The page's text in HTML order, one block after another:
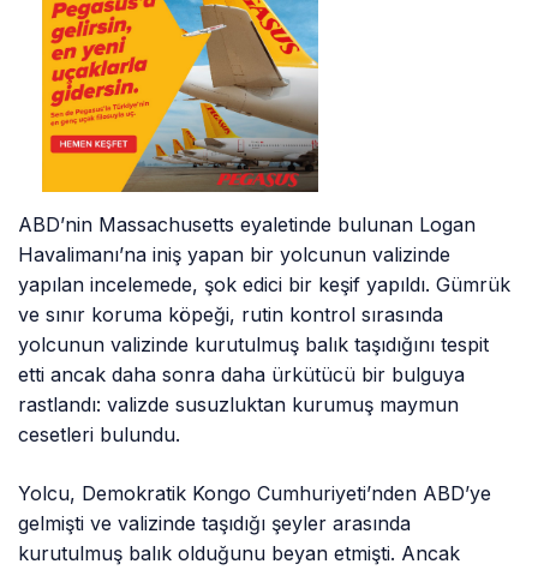
ABD’nin Massachusetts eyaletinde bulunan Logan
Havalimanı’na iniş yapan bir yolcunun valizinde
yapılan incelemede, şok edici bir keşif yapıldı. Gümrük
ve sınır koruma köpeği, rutin kontrol sırasında
yolcunun valizinde kurutulmuş balık taşıdığını tespit
etti ancak daha sonra daha ürkütücü bir bulguya
rastlandı: valizde susuzluktan kurumuş maymun
cesetleri bulundu.
Yolcu, Demokratik Kongo Cumhuriyeti’nden ABD’ye
gelmişti ve valizinde taşıdığı şeyler arasında
kurutulmuş balık olduğunu beyan etmişti. Ancak